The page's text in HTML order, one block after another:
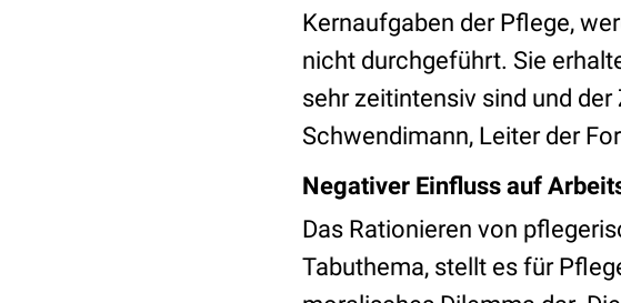
Kernaufgaben der Pflege,
nicht durchgeführt. Sie
sehr zeitintensiv sind und
Schwendimann, Leiter der
Negativer Einfluss auf
Das Rationieren von
Tabuthema, stellt es für